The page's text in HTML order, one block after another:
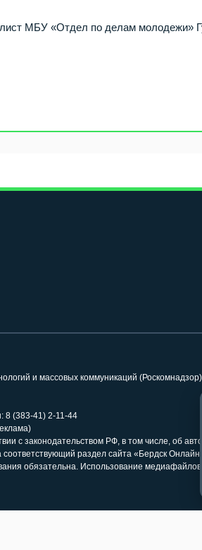
МБУ «Отдел по делам молодежи»
и массовых коммуникаций
8 (383-41) 2-11-44
с законодательством РФ, в том числе, об
раздел сайта «Бердск
обязательна. Использование